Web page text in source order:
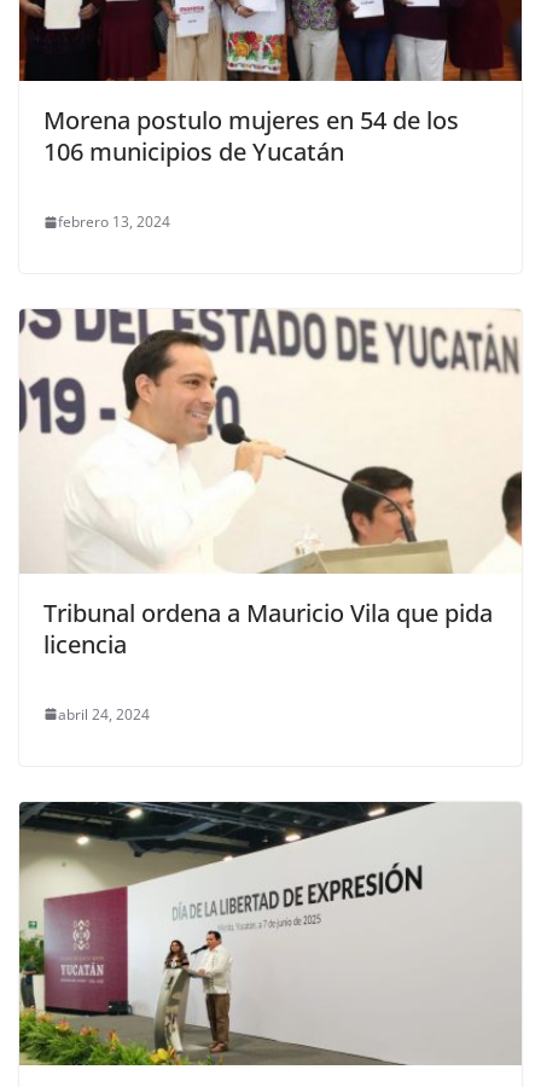
Morena postulo mujeres en 54 de los
106 municipios de Yucatán
febrero 13, 2024
Tribunal ordena a Mauricio Vila que pida
licencia
abril 24, 2024